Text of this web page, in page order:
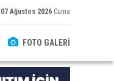
07 Ağustos 2026 Cuma
FOTO GALERİ